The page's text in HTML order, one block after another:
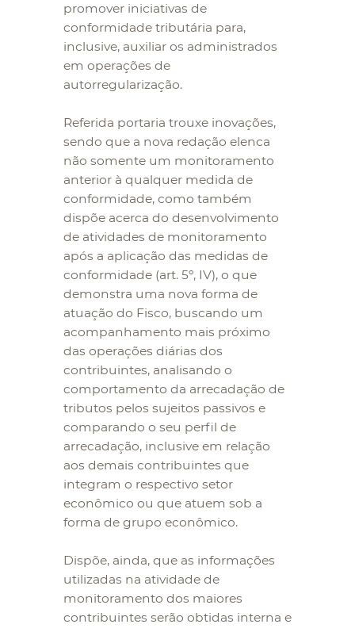
promover iniciativas de
conformidade tributária para,
inclusive, auxiliar os administrados
em operações de
autorregularização.
Referida portaria trouxe inovações,
sendo que a nova redação elenca
não somente um monitoramento
anterior à qualquer medida de
conformidade, como também
dispõe acerca do desenvolvimento
de atividades de monitoramento
após a aplicação das medidas de
conformidade (art. 5º, IV), o que
demonstra uma nova forma de
atuação do Fisco, buscando um
acompanhamento mais próximo
das operações diárias dos
contribuintes, analisando o
comportamento da arrecadação de
tributos pelos sujeitos passivos e
comparando o seu perfil de
arrecadação, inclusive em relação
aos demais contribuintes que
integram o respectivo setor
econômico ou que atuem sob a
forma de grupo econômico.
Dispõe, ainda, que as informações
utilizadas na atividade de
monitoramento dos maiores
contribuintes serão obtidas interna e